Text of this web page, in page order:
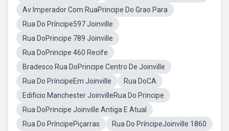
Av Imperador Com RuaPrincipe Do Grao Para
Rua Do Príncipe597 Joinville
Rua DoPrincipe 789 Joinville
Rua DoPrincipe 460 Recife
Bradesco Rua DoPrincipe Centro De Joinville
Rua Do PríncipeEm Joinville
Rua DoCA
Edificio Manchester JoinvilleRua Do Principe
Rua DoPrincipe Joinville Antiga E Atual
Rua Do PríncipePiçarras
Rua Do PríncipeJoinville 1860